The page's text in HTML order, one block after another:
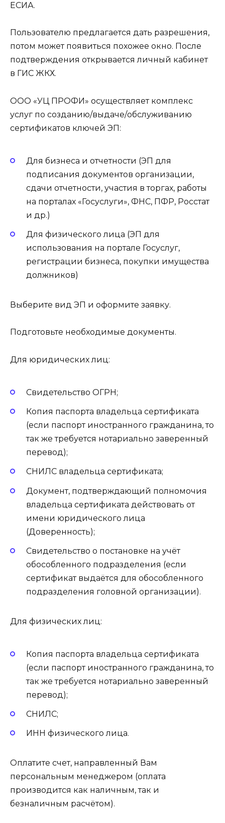
ЕСИА.
Пользователю предлагается дать разрешения,
потом может появиться похожее окно. После
подтверждения открывается личный кабинет
в ГИС ЖКХ.
ООО «УЦ ПРОФИ» осуществляет комплекс
услуг по созданию/выдаче/обслуживанию
сертификатов ключей ЭП:
Для бизнеса и отчетности (ЭП для
подписания документов организации,
сдачи отчетности, участия в торгах, работы
на порталах «Госуслуги», ФНС, ПФР, Росстат
и др.)
Для физического лица (ЭП для
использования на портале Госуслуг,
регистрации бизнеса, покупки имущества
должников)
Выберите вид ЭП и оформите заявку.
Подготовьте необходимые документы.
Для юридических лиц:
Свидетельство ОГРН;
Копия паспорта владельца сертификата
(если паспорт иностранного гражданина, то
так же требуется нотариально заверенный
перевод);
СНИЛС владельца сертификата;
Документ, подтверждающий полномочия
владельца сертификата действовать от
имени юридического лица
(Доверенность);
Свидетельство о постановке на учёт
обособленного подразделения (если
сертификат выдаётся для обособленного
подразделения головной организации).
Для физических лиц:
Копия паспорта владельца сертификата
(если паспорт иностранного гражданина, то
так же требуется нотариально заверенный
перевод);
СНИЛС;
ИНН физического лица.
Оплатите счет, направленный Вам
персональным менеджером (оплата
производится как наличным, так и
безналичным расчётом).